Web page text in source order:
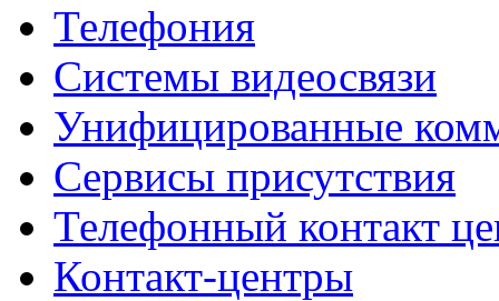
Телефония
Системы видеосвязи
Унифицированные
Сервисы присутствия
Телефонный контакт
Контакт-центры